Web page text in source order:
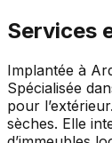
Services
Implantée à
Spécialisée
pour
sèches. Elle